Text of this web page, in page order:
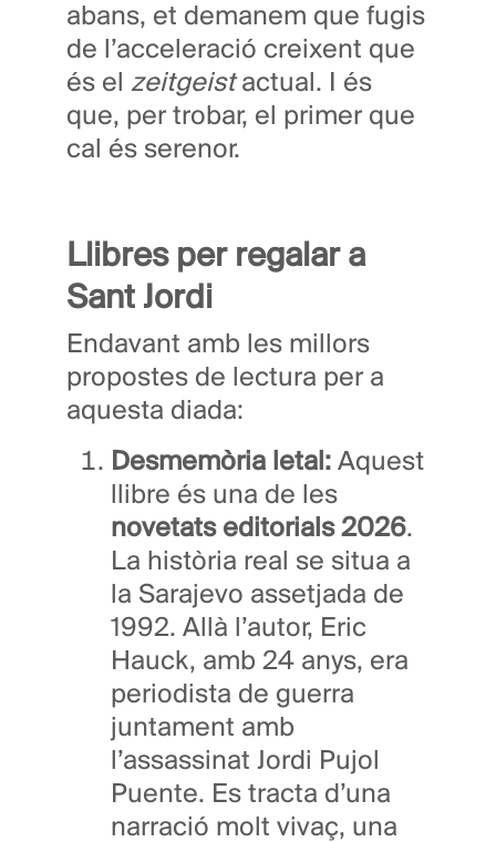
abans, et demanem que fugis
de l’acceleració creixent que
és el zeitgeistactual. I és
que, per trobar, el primer que
cal és serenor.
Llibres per regalar a
Sant Jordi
Endavant amb les millors
propostes de lectura per a
aquesta diada:
Desmemòria letal: Aquest
llibre és una de les
novetats editorials 2026.
La història real se situa a
la Sarajevo assetjada de
1992. Allà l’autor, Eric
Hauck, amb 24 anys, era
periodista de guerra
juntament amb
l’assassinat Jordi Pujol
Puente. Es tracta d’una
narració molt vivaç, una